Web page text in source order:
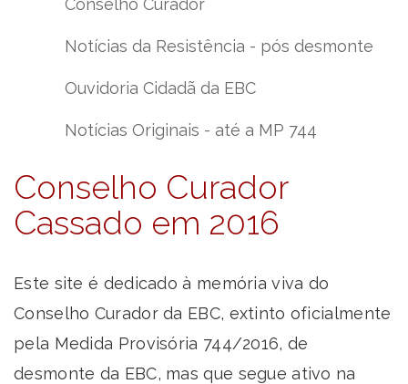
Conselho Curador
Notícias da Resistência - pós desmonte
Ouvidoria Cidadã da EBC
Notícias Originais - até a MP 744
Conselho Curador
Cassado em 2016
Este site é dedicado à memória viva do
Conselho Curador da EBC, extinto oficialmente
pela Medida Provisória 744/2016, de
desmonte da EBC, mas que segue ativo na